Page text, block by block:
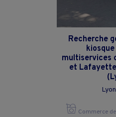
Recherche
multiservices
et
Commerce